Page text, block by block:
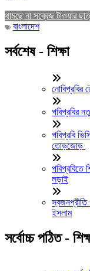
থামছে না সব্বেজ টাওয়ার
বাংলাদেশ
সর্বশেষ - শিক্ষা
নোবিপ্রবির
পবিপ্রবির
পবিপ্রবি
তোড়জোড়
পবিপ্রবিতে
লড়াই
স্বজনপ্রীতি
ইসলাম
সর্বোচ্চ পঠিত -